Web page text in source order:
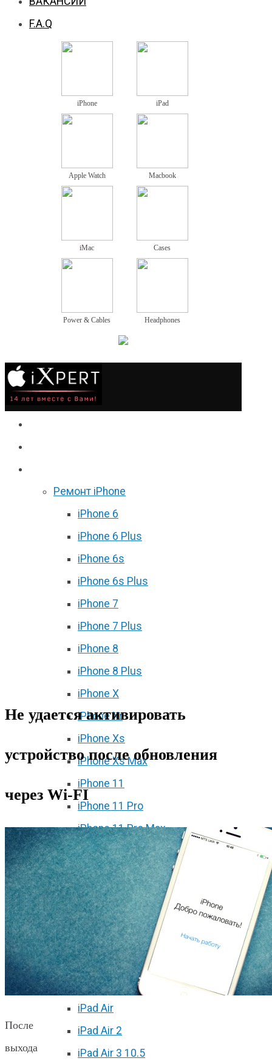
F.A.Q
iPhone iPad
Apple Watch Macbook
iMac Cases
Power & Cables Headphones
Ремонт iPhone
iPhone 6
iPhone 6 Plus
iPhone 6s
iPhone 6s Plus
iPhone 7
iPhone 7 Plus
iPhone 8
iPhone 8 Plus
iPhone X
iPhone Xr
iPhone Xs
iPhone Xs Max
iPhone 11
iPhone 11 Pro
iPhone 11 Pro Max
iPhone 12 mini
iPhone 12
iPhone 12 Pro
iPhone 12 Pro Max
Ремонт iPad
iPad 2
iPad 3/4
iPad Air
iPad Air 2
iPad Air 3 10.5
Не удается активировать
устройство после обновления
через Wi-FI
После
выхода